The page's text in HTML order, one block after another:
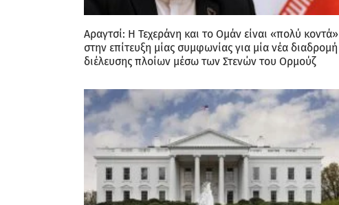
Αραγτσί: Η Τεχεράνη και το Ομάν είναι «πολύ κοντά»
στην επίτευξη μίας συμφωνίας για μία νέα διαδρομή
διέλευσης πλοίων μέσω των Στενών του Ορμούζ